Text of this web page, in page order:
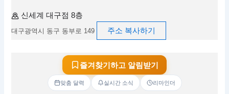
신세계 대구점 8층
대구광역시 동구 동부로 149 주소 복사하기
즐겨찾기하고 알림받기
맞춤 달력 실시간 소식 리마인더